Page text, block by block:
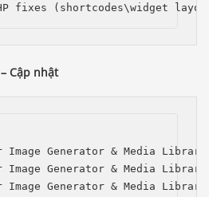
fixes (shortcodes\widget
Cập nhật
Image Generator & Media
Image Generator & Media
Image Generator & Media